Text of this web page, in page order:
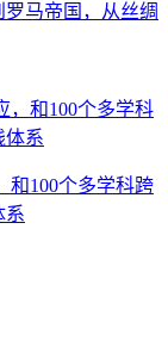
马帝国，从丝绸
和100个多学科跨
系